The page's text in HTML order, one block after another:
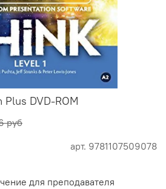
арт. 9781107509078
DVD-ROM
руб
для преподавателя